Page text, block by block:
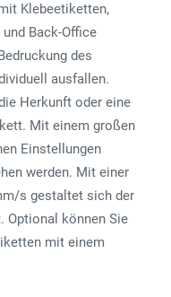
Klebeetiketten,
Back-Office
des
ausfallen.
Herkunft oder eine
Mit einem großen
Einstellungen
werden. Mit einer
s gestaltet sich der
Optional können Sie
mit einem